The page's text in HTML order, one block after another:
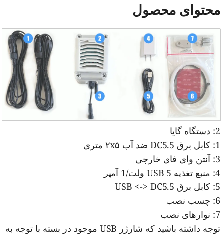
محصول
دستگاه گایا
کابل برق DC5.5 ضد آب ۲x۵ متری
آنتن وای فای خارجی
منبع تغذیه USB 5 ولت/1 آمپر
کابل برق USB <-> DC5.5
چسب نصب
نوارهای نصب
توجه داشته باشید که شارژر USB موجود در بسته با توجه به